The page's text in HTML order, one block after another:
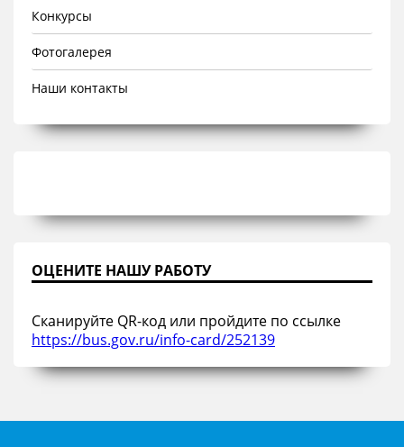
Конкурсы
Фотогалерея
Наши контакты
ОЦЕНИТЕ НАШУ РАБОТУ
Сканируйте QR-код или пройдите по ссылке
https://bus.gov.ru/info-card/252139